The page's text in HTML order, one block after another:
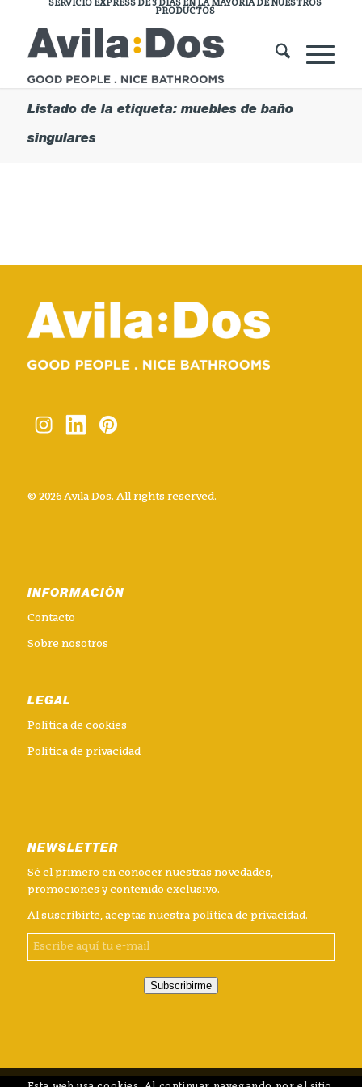
SERVICIO EXPRESS DE 3 DÍAS EN LA MAYORÍA DE NUESTROS
PRODUCTOS
Listado de la etiqueta: muebles de baño
singulares
© 2026 Avila Dos. All rights reserved.
INFORMACIÓN
Contacto
Sobre nosotros
LEGAL
Política de cookies
Política de privacidad
NEWSLETTER
Sé el primero en conocer nuestras novedades,
promociones y contenido exclusivo.
Al suscribirte, aceptas nuestra política de privacidad.
Subscribirme